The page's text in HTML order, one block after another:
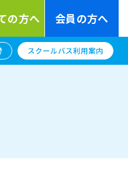
の方へ 会員の方へ
スクールバス利用案内